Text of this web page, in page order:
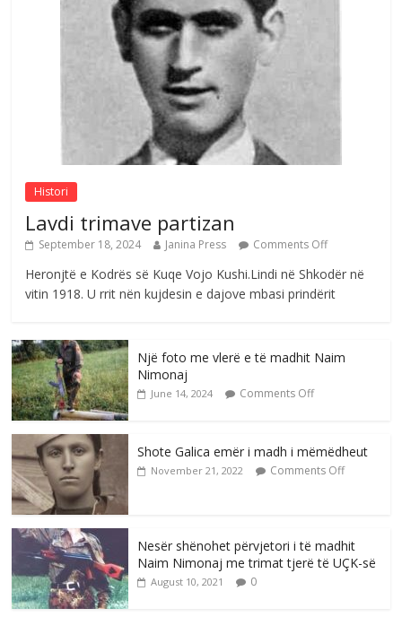
S’mbaj inat me asnjëri -Ganimete Jakupi
poete e respektuar
August 3, 2026 Comments Off
Nga Elmije Ajazi e nderuar
August 5, 2026 Comments Off
Histori
Lavdi trimave partizan
September 18, 2024 Janina Press Comments Off
Heronjtë e Kodrës së Kuqe Vojo Kushi.Lindi në Shkodër në
vitin 1918. U rrit nën kujdesin e dajove mbasi prindërit
Një foto me vlerë e të madhit Naim
Nimonaj
June 14, 2024 Comments Off
Shote Galica emër i madh i mëmëdheut
November 21, 2022 Comments Off
Nesër shënohet përvjetori i të madhit
Naim Nimonaj me trimat tjerë të UÇK-së
August 10, 2021 0